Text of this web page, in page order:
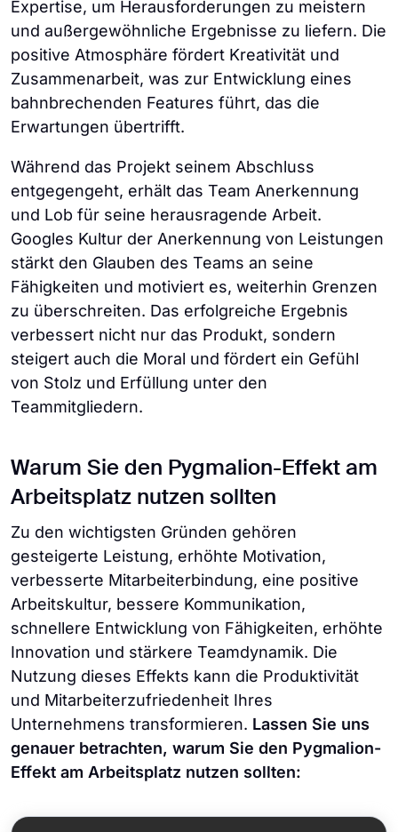
Expertise, um Herausforderungen zu meistern
und außergewöhnliche Ergebnisse zu liefern. Die
positive Atmosphäre fördert Kreativität und
Zusammenarbeit, was zur Entwicklung eines
bahnbrechenden Features führt, das die
Erwartungen übertrifft.
Während das Projekt seinem Abschluss
entgegengeht, erhält das Team Anerkennung
und Lob für seine herausragende Arbeit.
Googles Kultur der Anerkennung von Leistungen
stärkt den Glauben des Teams an seine
Fähigkeiten und motiviert es, weiterhin Grenzen
zu überschreiten. Das erfolgreiche Ergebnis
verbessert nicht nur das Produkt, sondern
steigert auch die Moral und fördert ein Gefühl
von Stolz und Erfüllung unter den
Teammitgliedern.
Warum Sie den Pygmalion-Effekt am
Arbeitsplatz nutzen sollten
Zu den wichtigsten Gründen gehören
gesteigerte Leistung, erhöhte Motivation,
verbesserte Mitarbeiterbindung, eine positive
Arbeitskultur, bessere Kommunikation,
schnellere Entwicklung von Fähigkeiten, erhöhte
Innovation und stärkere Teamdynamik. Die
Nutzung dieses Effekts kann die Produktivität
und Mitarbeiterzufriedenheit Ihres
Unternehmens transformieren. Lassen Sie uns
genauer betrachten, warum Sie den Pygmalion-
Effekt am Arbeitsplatz nutzen sollten: